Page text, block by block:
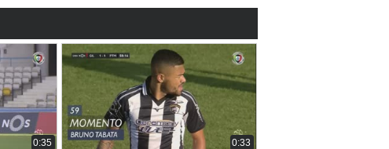
0:35 0:33